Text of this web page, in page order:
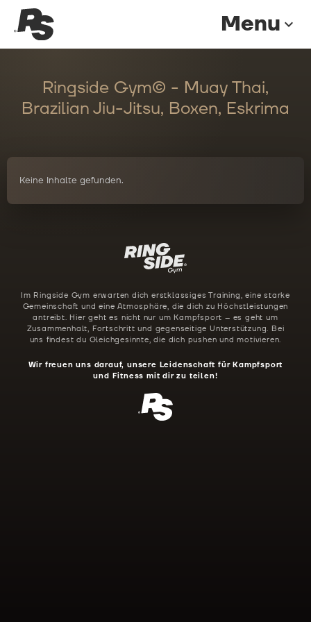
Menu expand_more
Ringside Gym© - Muay Thai,
Brazilian Jiu-Jitsu, Boxen, Eskrima
Keine Inhalte gefunden.
Im Ringside Gym erwarten dich erstklassiges Training, eine starke
Gemeinschaft und eine Atmosphäre, die dich zu Höchstleistungen
antreibt. Hier geht es nicht nur um Kampfsport – es geht um
Zusammenhalt, Fortschritt und gegenseitige Unterstützung. Bei
uns findest du Gleichgesinnte, die dich pushen und motivieren.
Wir freuen uns darauf, unsere Leidenschaft für Kampfsport
und Fitness mit dir zu teilen!